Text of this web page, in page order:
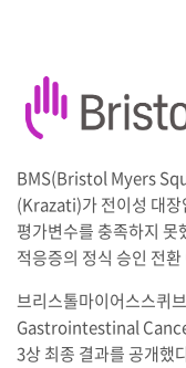
BMS(Bristol Myers
(Krazati)가 전이성 대장
평가변수를 충족하지 못
적응증의 정식 승인 전
브리스톨마이어스스퀴
Gastrointestinal
3상 최종 결과를 공개했